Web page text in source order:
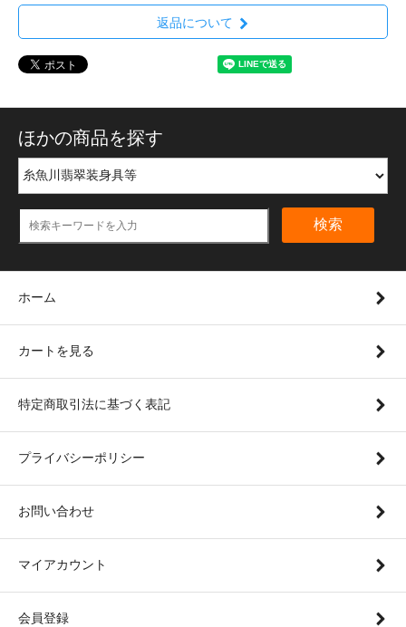
返品について
ほかの商品を探す
検索
ホーム
カートを見る
特定商取引法に基づく表記
プライバシーポリシー
お問い合わせ
マイアカウント
会員登録